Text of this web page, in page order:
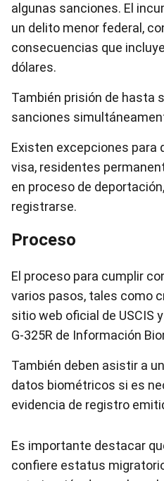
algunas sanciones. El
un delito menor federal,
consecuencias que
dólares.
También prisión de hasta
sanciones
Existen excepciones para
visa, residentes
en proceso de
registrarse.
Proceso
El proceso para cumplir
varios pasos, tales como
sitio web oficial de USCIS
G-325R de Información
También deben asistir a
datos biométricos si es
evidencia de registro
Es importante destacar
confiere estatus